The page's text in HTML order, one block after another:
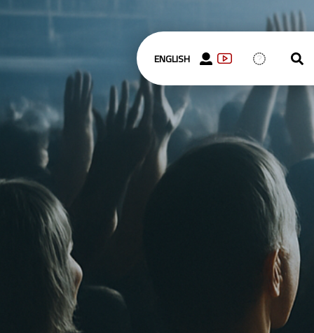
ENGLISH